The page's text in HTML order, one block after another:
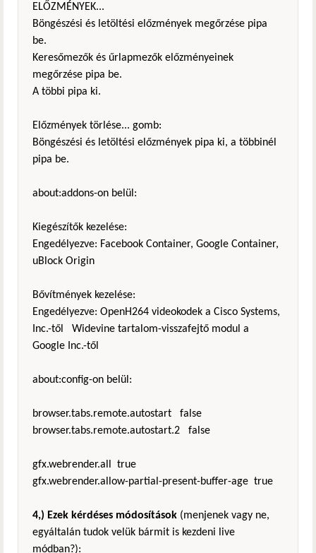
ELŐZMÉNYEK...
Böngészési és letöltési előzmények megőrzése pipa
be.
Keresőmezők és űrlapmezők előzményeinek
megőrzése pipa be.
A többi pipa ki.
Előzmények törlése... gomb:
Böngészési és letöltési előzmények pipa ki, a többinél
pipa be.
about:addons-on belül:
Kiegészítők kezelése:
Engedélyezve: Facebook Container, Google Container,
uBlock Origin
Bővítmények kezelése:
Engedélyezve: OpenH264 videokodek a Cisco Systems,
Inc.-től Widevine tartalom-visszafejtő modul a
Google Inc.-től
about:config-on belül:
browser.tabs.remote.autostart false
browser.tabs.remote.autostart.2 false
gfx.webrender.all true
gfx.webrender.allow-partial-present-buffer-age true
4,) Ezek kérdéses módosítások (menjenek vagy ne,
egyáltalán tudok velük bármit is kezdeni live
módban?):